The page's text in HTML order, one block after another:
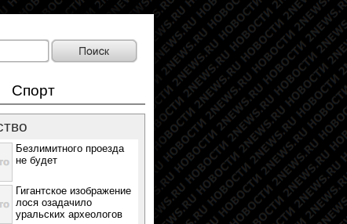
Спорт
Безлимитного проезда
не будет
Гигантское изображение
лося озадачило
уральских археологов